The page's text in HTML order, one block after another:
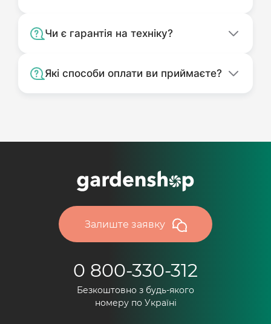
Чи є гарантія на техніку?
Які способи оплати ви приймаєте?
Залиште заявку
0 800-330-312
Безкоштовно з будь-якого
номеру по Україні